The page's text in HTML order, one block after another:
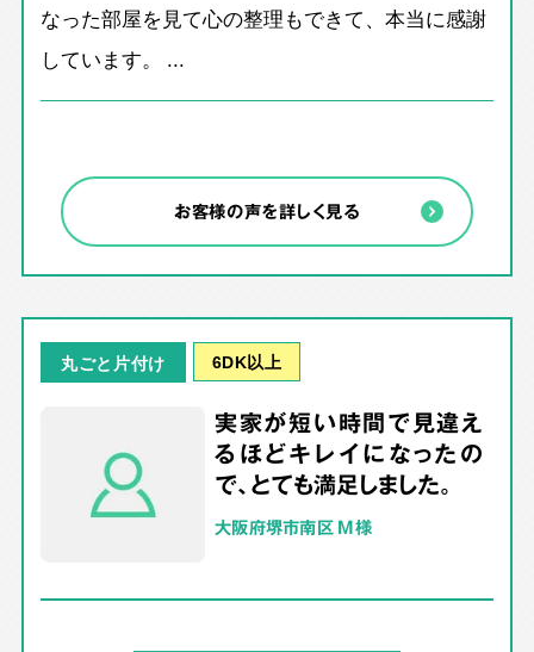
なった部屋を見て心の整理もできて、本当に感謝
しています。 ...
お客様の声を詳しく見る
丸ごと片付け 6DK以上
実家が短い時間で見違え
るほどキレイになったの
で、とても満足しました。
大阪府堺市南区 M様